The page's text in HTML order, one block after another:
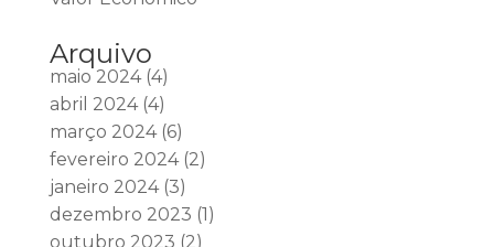
Arquivo
maio 2024(4)
abril 2024(4)
março 2024(6)
fevereiro 2024(2)
janeiro 2024(3)
dezembro 2023 (1)
outubro 2023 (2)